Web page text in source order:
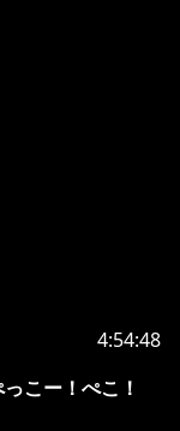
4:54:48
こー！ぺこ！